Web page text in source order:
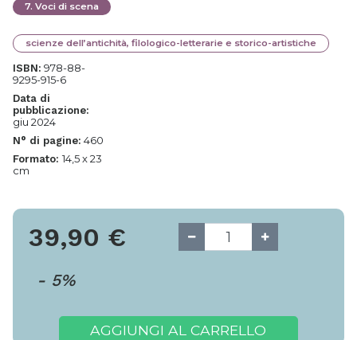
7. Voci di scena
scienze dell’antichità, filologico-letterarie e storico-artistiche
ISBN: 978-88-
9295-915-6
Data di
pubblicazione:
giu 2024
N° di pagine: 460
Formato: 14,5 x 23
cm
39,90 €
- 5%
AGGIUNGI AL CARRELLO